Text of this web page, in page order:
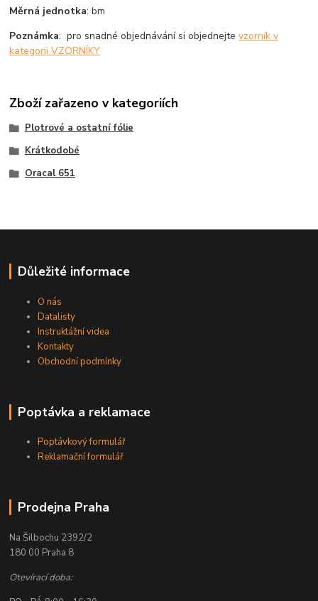
Měrná jednotka: bm
Poznámka: pro snadné objednávání si objednejtevzorník v
kategorii VZORNÍKY
Zboží zařazeno v kategoriích
Plotrové a ostatní fólie
Krátkodobé
Oracal 651
Důležité informace
O nás
Datalisty
Instruktážní videa
Kontakty
Obchodní podmínky
Poptávka a reklamace
Poptávkový formulář
Reklamační formulář
Prodejna Praha
Na Šilbochu 2392/2
180 00 Praha 8
Otevírací doba: